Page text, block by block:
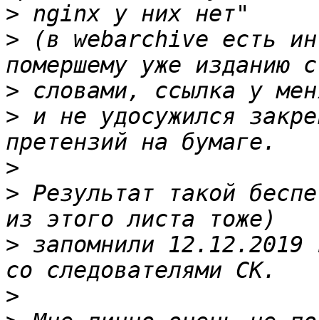
>
> (в webarchive есть
>
> и не удосужился
>
> Результат такой
> запомнили 12.12.2019
>